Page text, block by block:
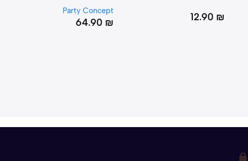
12.90
Party Concept
64.90